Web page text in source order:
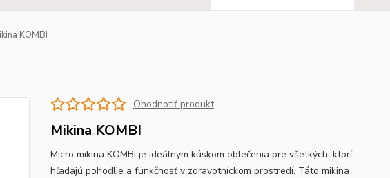
KOMBI
Ohodnotiť produkt
Mikina KOMBI
Micro mikina KOMBI je ideálnym kúskom oblečenia pre všetkých, ktorí
hľadajú pohodlie a funkčnosť v zdravotníckom prostredí. Táto mikina